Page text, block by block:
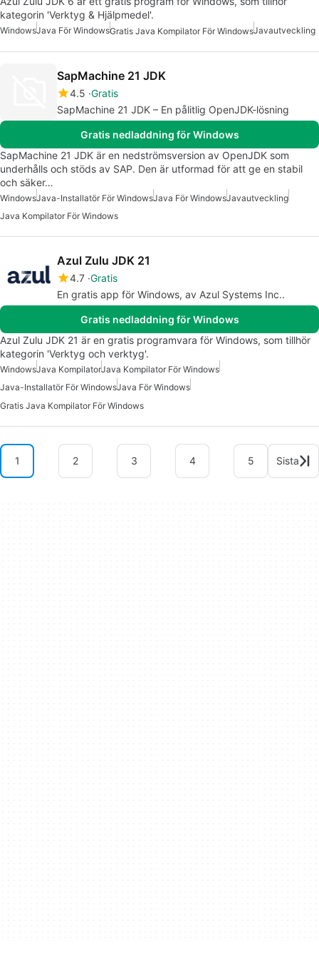
kategorin 'Verktyg & Hjälpmedel'.
WindowsJava För WindowsGratis Java Kompilator För WindowsJavautveckling
SapMachine 21 JDK
4.5 Gratis
SapMachine 21 JDK – En pålitlig OpenJDK-lösning
Gratis nedladdning för Windows
SapMachine 21 JDK är en nedströmsversion av OpenJDK som
underhålls och stöds av SAP. Den är utformad för att ge en stabil
och säker…
WindowsJava-Installatör För WindowsJava För WindowsJavautveckling
Java Kompilator För Windows
Azul Zulu JDK 21
4.7 Gratis
En gratis app för Windows, av Azul Systems Inc..
Gratis nedladdning för Windows
Azul Zulu JDK 21 är en gratis programvara för Windows, som tillhör
kategorin 'Verktyg och verktyg'.
WindowsJava KompilatorJava Kompilator För Windows
Java-Installatör För WindowsJava För Windows
Gratis Java Kompilator För Windows
1 2 3 4 5 Sista